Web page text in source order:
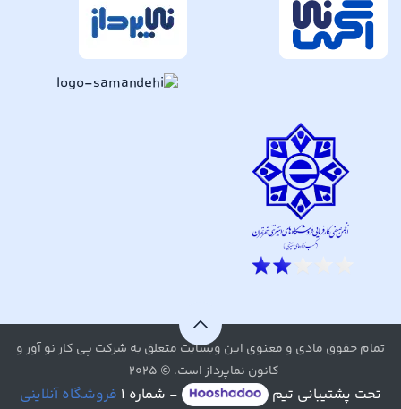
تمام حقوق مادی و معنوی این وبسایت متعلق به شرکت پی کار نو آور و
کانون نماپرداز است. © ۲۰۲۵
تحت پشتیبانی تیم - شماره ۱ فروشگاه آنلاینی